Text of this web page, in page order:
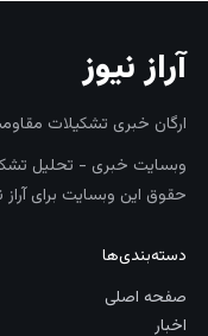
آراز نیوز
ارگان خبری تشکیلات
وبسایت خبری - تحلیل
حقوق این وبسایت برای
دسته‌بندی‌ها
صفحه اصلی
اخبار